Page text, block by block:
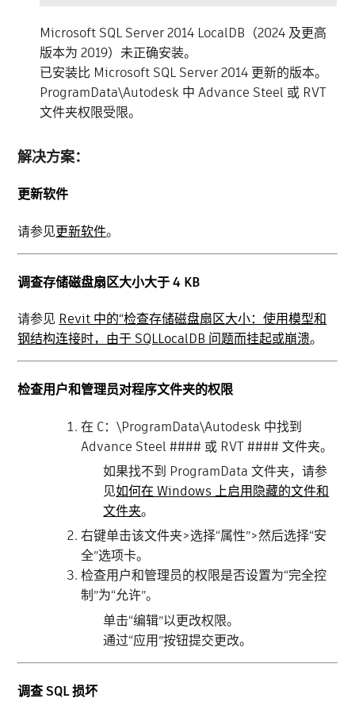
Microsoft SQL Server 2014 LocalDB（2024 及更高
版本为 2019）未正确安装。
已安装比 Microsoft SQL Server 2014 更新的版本。
ProgramData\Autodesk 中 Advance Steel 或 RVT
文件夹权限受限。
解决方案：
更新软件
请参见更新软件。
调查存储磁盘扇区大小大于 4 KB
请参见 Revit 中的“检查存储磁盘扇区大小：使用模型和
钢结构连接时，由于 SQLLocalDB 问题而挂起或崩溃。
检查用户和管理员对程序文件夹的权限
在 C：\ProgramData\Autodesk 中找到
Advance Steel #### 或 RVT #### 文件夹。
如果找不到 ProgramData 文件夹，请参
见如何在 Windows 上启用隐藏的文件和
文件夹。
右键单击该文件夹>选择“属性”>然后选择“安
全”选项卡。
检查用户和管理员的权限是否设置为“完全控
制”为“允许”。
单击“编辑”以更改权限。
通过“应用”按钮提交更改。
调查 SQL 损坏